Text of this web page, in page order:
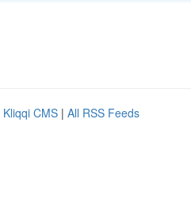
Kliqqi CMS | All RSS Feeds